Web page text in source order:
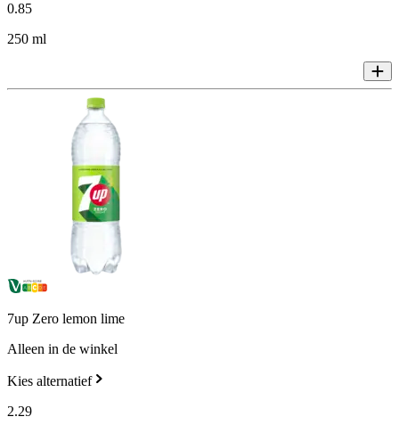
0.85
250 ml
7up Zero lemon lime
Alleen in de winkel
Kies alternatief
2.29